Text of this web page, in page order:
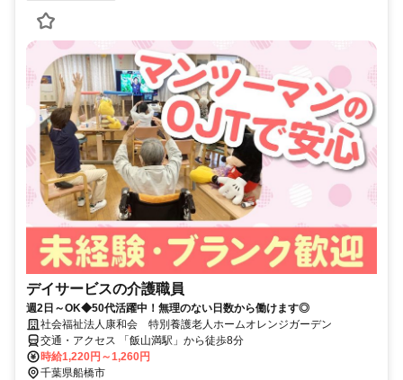
デイサービスの介護職員
週2日～OK◆50代活躍中！無理のない日数から働けます◎
社会福祉法人康和会 特別養護老人ホームオレンジガーデン
交通・アクセス 「飯山満駅」から徒歩8分
時給1,220円～1,260円
千葉県船橋市